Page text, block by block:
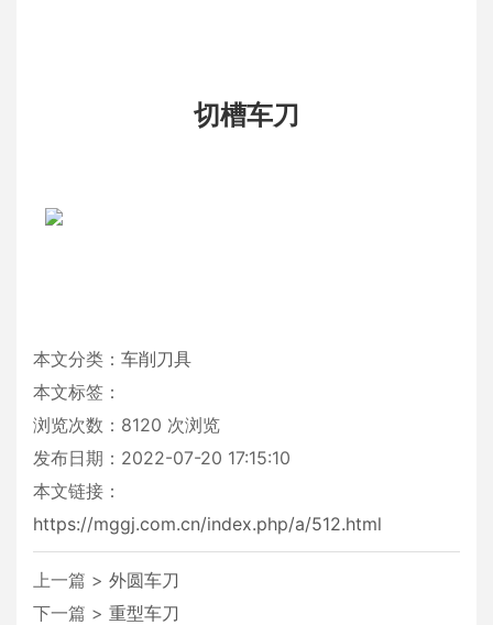
切槽车刀
本文分类： 车削刀具
本文标签：
浏览次数： 8120 次浏览
发布日期：2022-07-20 17:15:10
本文链接：
https://mggj.com.cn/index.php/a/512.html
上一篇 > 外圆车刀
下一篇 > 重型车刀